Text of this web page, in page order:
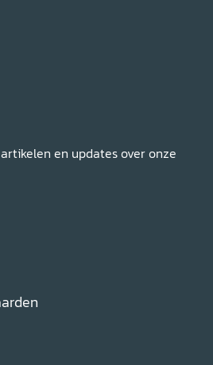
en updates over onze